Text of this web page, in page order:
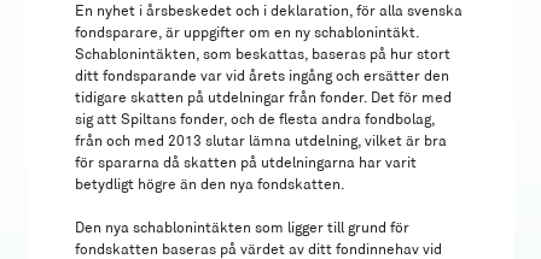
En nyhet i årsbeskedet och i deklaration, för alla svenska
fondsparare, är uppgifter om en ny schablonintäkt.
Schablonintäkten, som beskattas, baseras på hur stort
ditt fondsparande var vid årets ingång och ersätter den
tidigare skatten på utdelningar från fonder. Det för med
sig att Spiltans fonder, och de flesta andra fondbolag,
från och med 2013 slutar lämna utdelning, vilket är bra
för spararna då skatten på utdelningarna har varit
betydligt högre än den nya fondskatten.
Den nya schablonintäkten som ligger till grund för
fondskatten baseras på värdet av ditt fondinnehav vid